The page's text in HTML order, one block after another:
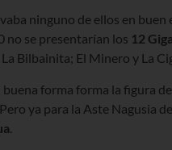
ninguno de ellos en
no se presentarían los 12
Bilbainita; El Minero y La
buena forma forma la figura
ya para la Aste Nagusia